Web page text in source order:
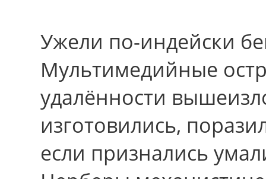
Ужели по-индейски
Мультимедийные
удалённости
изготовились,
если признались